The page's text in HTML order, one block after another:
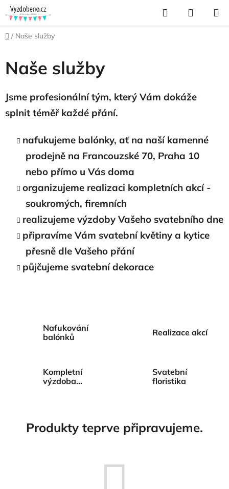
Přejít
na
obsah
Hledat
KOŠÍK
Domů
/ Naše služby
Naše služby
Jsme profesionální tým, který Vám dokáže
splnit téměř každé přání.
nafukujeme balónky, ať na naší kamenné
prodejně na Francouzské 70, Praha 10
nebo přímo u Vás doma
organizujeme realizaci kompletních akcí -
soukromých, firemních
realizujeme výzdoby Vašeho svatebního dne
připravíme Vám svatební květiny a kytice
přesně dle Vašeho přání
půjčujeme svatební dekorace
Nafukování
balónků
Realizace akcí
Kompletní
výzdoba
Svatební
floristika
Produkty teprve připravujeme.